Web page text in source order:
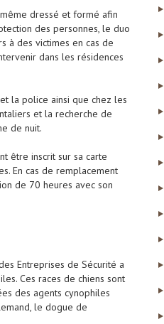
dressé et formé afin
des personnes, le duo
à des victimes en cas de
dans les résidences
la police ainsi que chez les
et la recherche de
de nuit.
être inscrit sur sa carte
En cas de remplacement
de 70 heures avec son
Entreprises de Sécurité a
Ces races de chiens sont
des agents cynophiles
le dogue de